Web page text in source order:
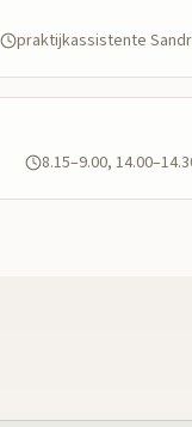
praktijkassistente
8.15–9.00,